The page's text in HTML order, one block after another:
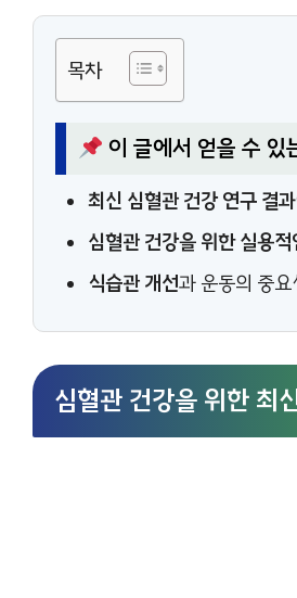
목차
이 글에서 얻을 수 있
최신 심혈관 건강 연구 결과
심혈관 건강을 위한 실용적
식습관 개선과 운동의 중요
심혈관 건강을 위한 최